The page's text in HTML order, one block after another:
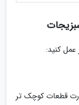
عمل کنید:
قطعات کوچک تر